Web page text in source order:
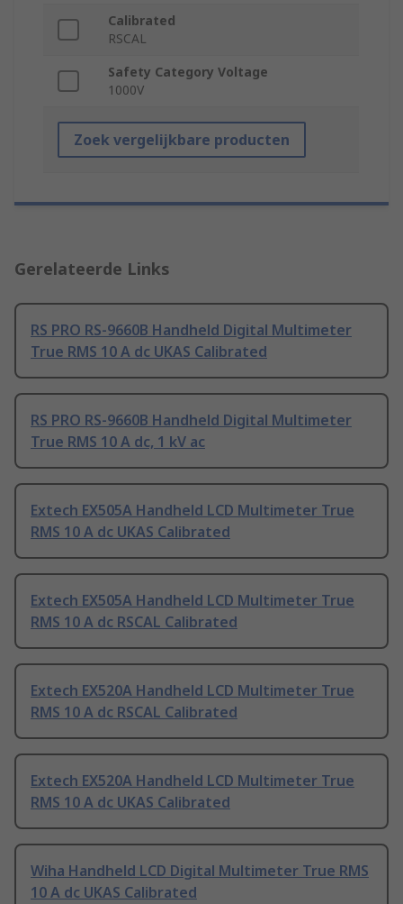
Calibrated
RSCAL
Safety Category Voltage
1000V
Zoek vergelijkbare producten
Gerelateerde Links
RS PRO RS-9660B Handheld Digital Multimeter
True RMS 10 A dc UKAS Calibrated
RS PRO RS-9660B Handheld Digital Multimeter
True RMS 10 A dc, 1 kV ac
Extech EX505A Handheld LCD Multimeter True
RMS 10 A dc UKAS Calibrated
Extech EX505A Handheld LCD Multimeter True
RMS 10 A dc RSCAL Calibrated
Extech EX520A Handheld LCD Multimeter True
RMS 10 A dc RSCAL Calibrated
Extech EX520A Handheld LCD Multimeter True
RMS 10 A dc UKAS Calibrated
Wiha Handheld LCD Digital Multimeter True RMS
10 A dc UKAS Calibrated